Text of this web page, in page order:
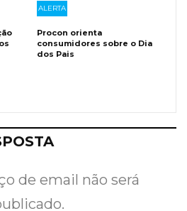
ALERTA
Procon orienta
consumidores sobre o Dia
dos Pais
de email não será